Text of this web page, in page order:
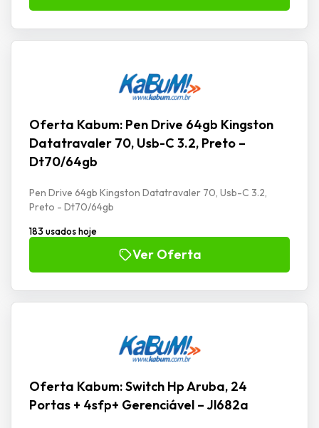
Oferta Kabum: Pen Drive 64gb Kingston
Datatravaler 70, Usb-C 3.2, Preto –
Dt70/64gb
Pen Drive 64gb Kingston Datatravaler 70, Usb-C 3.2,
Preto - Dt70/64gb
183 usados hoje
Ver Oferta
Oferta Kabum: Switch Hp Aruba, 24
Portas + 4sfp+ Gerenciável – Jl682a